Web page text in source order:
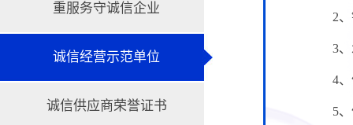
重服务守诚信企业
诚信经营示范单位
诚信供应商荣誉证书
2
3
4
5